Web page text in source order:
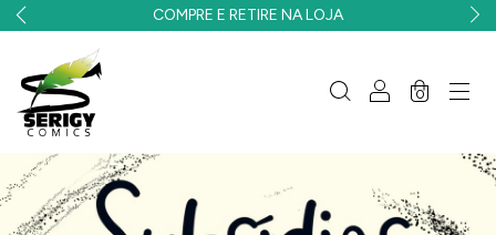
COMPRE E RETIRE NA LOJA
0